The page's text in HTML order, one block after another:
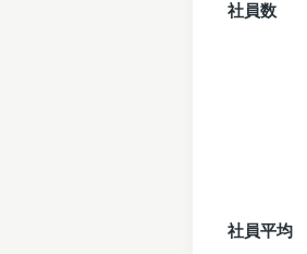
社員数
社員平均